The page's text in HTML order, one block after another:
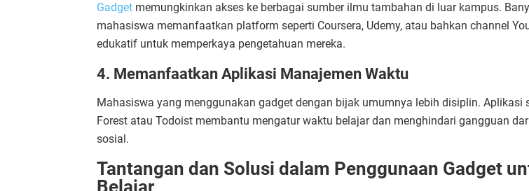
Gadget memungkinkan akses ke berbagai sumber ilmu tambahan di luar kampus.
mahasiswa memanfaatkan platform seperti Coursera, Udemy, atau bahkan channel
edukatif untuk memperkaya pengetahuan mereka.
4. Memanfaatkan Aplikasi Manajemen Waktu
Mahasiswa yang menggunakan gadget dengan bijak umumnya lebih disiplin. Aplikasi
Forest atau Todoist membantu mengatur waktu belajar dan menghindari gangguan
sosial.
Tantangan dan Solusi dalam Penggunaan Gadget